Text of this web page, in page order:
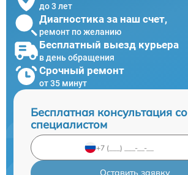
до 3 лет
Диагностика за наш счет,
ремонт по желанию
Бесплатный выезд курьера
в день обращения
Срочный ремонт
от 35 минут
Бесплатная консультация со
специалистом
Оставить заявку